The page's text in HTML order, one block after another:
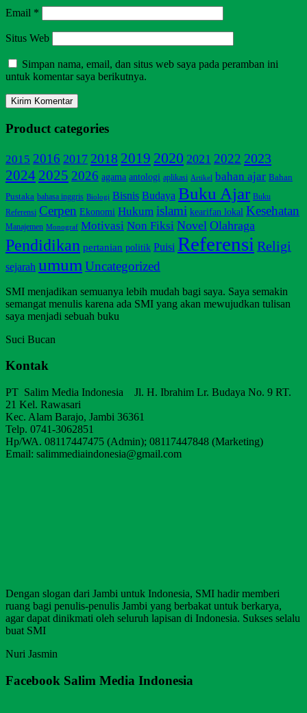
Email *
Situs Web
Simpan nama, email, dan situs web saya pada peramban ini
untuk komentar saya berikutnya.
Product categories
2015 2016 2017 2018 2019 2020 2021 2022 2023
2024 2025 2026 agama antologi aplikasi Artikel bahan ajar Bahan
Pustaka bahasa inggris Biologi Bisnis Budaya Buku Ajar Buku
Referensi Cerpen Ekonomi Hukum islami kearifan lokal Kesehatan
Manajemen Monograf Motivasi Non Fiksi Novel Olahraga
Pendidikan pertanian politik Puisi Referensi Religi
sejarah umum Uncategorized
SMI menjadikan semuanya lebih mudah bagi saya. Saya semakin
semangat menulis karena ada SMI yang akan mewujudkan tulisan
saya menjadi sebuah buku
Suci Bucan
Kontak
PT Salim Media Indonesia Jl. H. Ibrahim Lr. Budaya No. 9 RT.
21 Kel. Rawasari
Kec. Alam Barajo, Jambi 36361
Telp. 0741-3062851
Hp/WA. 08117447475 (Admin); 08117447848 (Marketing)
Email: salimmediaindonesia@gmail.com
Dengan slogan dari Jambi untuk Indonesia, SMI hadir memberi
ruang bagi penulis-penulis Jambi yang berbakat untuk berkarya,
agar dapat dinikmati oleh seluruh lapisan di Indonesia. Sukses selalu
buat SMI
Nuri Jasmin
Facebook Salim Media Indonesia